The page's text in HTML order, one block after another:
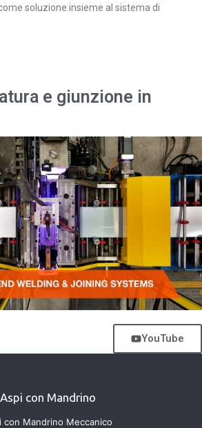
soluzione insieme al sistema di
e giunzione in
YouTube
Aspi con Mandrino
con Mandrino Meccanico